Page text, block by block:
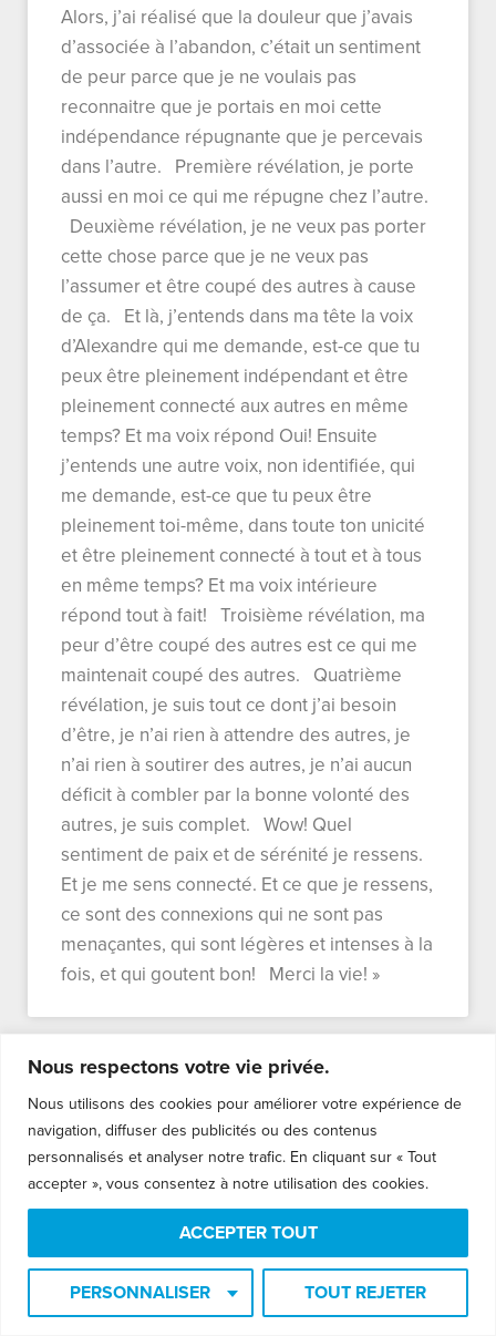
Nous respectons votre vie privée.
Nous utilisons des cookies pour améliorer votre expérience de
navigation, diffuser des publicités ou des contenus
personnalisés et analyser notre trafic. En cliquant sur « Tout
accepter », vous consentez à notre utilisation des cookies.
PERSONNALISER TOUT REJETER
ACCEPTER TOUT
Alors, j’ai réalisé que la douleur que j’avais
d’associée à l’abandon, c’était un sentiment
de peur parce que je ne voulais pas
reconnaitre que je portais en moi cette
indépendance répugnante que je percevais
dans l’autre. Première révélation, je porte
aussi en moi ce qui me répugne chez l’autre.
Deuxième révélation, je ne veux pas porter
cette chose parce que je ne veux pas
l’assumer et être coupé des autres à cause
de ça. Et là, j’entends dans ma tête la voix
d’Alexandre qui me demande, est-ce que tu
peux être pleinement indépendant et être
pleinement connecté aux autres en même
temps? Et ma voix répond Oui! Ensuite
j’entends une autre voix, non identifiée, qui
me demande, est-ce que tu peux être
pleinement toi-même, dans toute ton unicité
et être pleinement connecté à tout et à tous
en même temps? Et ma voix intérieure
répond tout à fait! Troisième révélation, ma
peur d’être coupé des autres est ce qui me
maintenait coupé des autres. Quatrième
révélation, je suis tout ce dont j’ai besoin
d’être, je n’ai rien à attendre des autres, je
n’ai rien à soutirer des autres, je n’ai aucun
déficit à combler par la bonne volonté des
autres, je suis complet. Wow! Quel
sentiment de paix et de sérénité je ressens.
Et je me sens connecté. Et ce que je ressens,
ce sont des connexions qui ne sont pas
menaçantes, qui sont légères et intenses à la
fois, et qui goutent bon! Merci la vie! »
Diane L.
« Ce qui m’a frappée le plus c’est pendant
l’exercice d’amplifier mon essence, c’est le
fou rire inattendu à en pleurer et
incontrôlable que j’ai eu pendant un gros 5
minutes! J’ignore d’où il provenait, mais j’ai
senti comme une libération. Et aujourd’hui, je